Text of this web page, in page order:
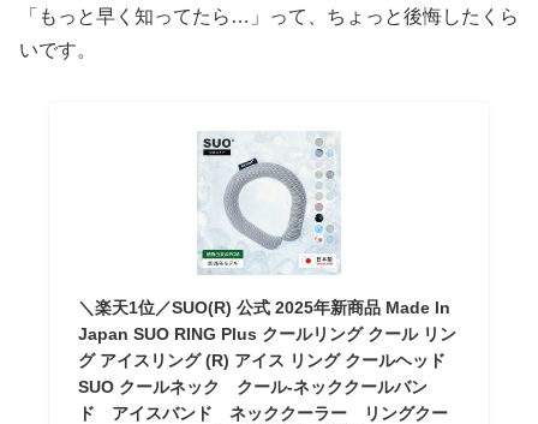
「もっと早く知ってたら…」って、ちょっと後悔したくら
いです。
＼楽天1位／SUO(R) 公式 2025年新商品 Made ln
Japan SUO RING Plus クールリング クール リン
グ アイスリング (R) アイス リング クールヘッド
SUO クールネック クール-ネッククールバン
ド アイスバンド ネッククーラー リングクー